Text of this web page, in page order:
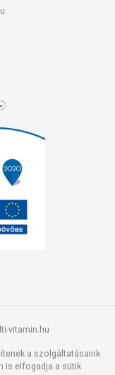
vitamin.hu
a szolgáltatásaink
is elfogadja a sütik